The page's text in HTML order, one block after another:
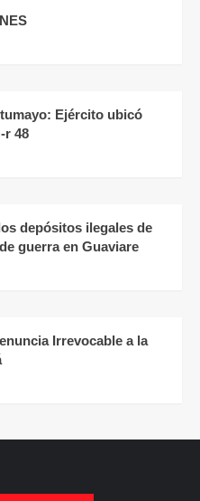
Ejército ubicó
r 48
depósitos ilegales de
guerra en Guaviare
Irrevocable a la